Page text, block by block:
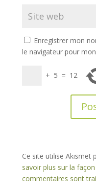
Enregistrer mon
le navigateur pour
+ 5 = 12
Ce site utilise Akismet
savoir plus sur la
commentaires sont